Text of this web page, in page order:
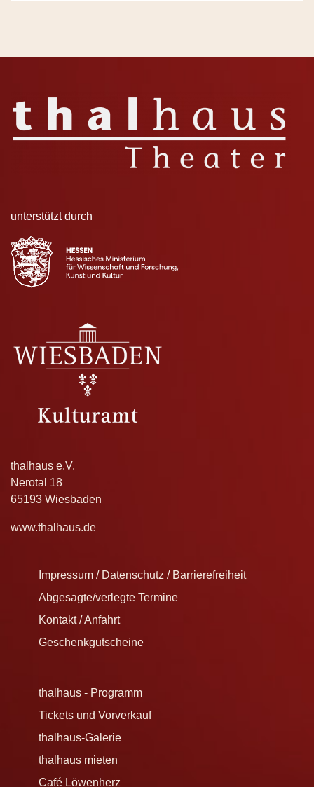
unterstützt durch
thalhaus e.V.
Nerotal 18
65193 Wiesbaden
www.thalhaus.de
Impressum / Datenschutz / Barrierefreiheit
Abgesagte/verlegte Termine
Kontakt / Anfahrt
Geschenkgutscheine
thalhaus - Programm
Tickets und Vorverkauf
thalhaus-Galerie
thalhaus mieten
Café Löwenherz